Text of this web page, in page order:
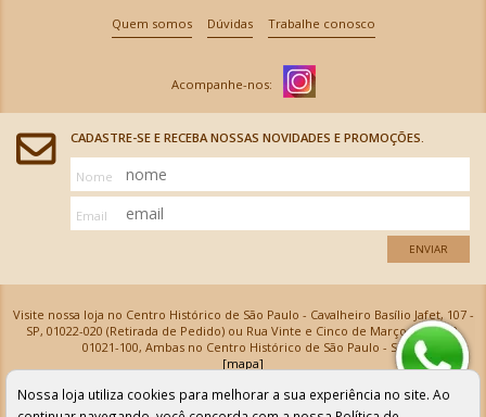
Quem somos Dúvidas Trabalhe conosco
CADASTRE-SE E RECEBA NOSSAS NOVIDADES E PROMOÇÕES.
Nome
Email
ENVIAR
Visite nossa loja no Centro Histórico de São Paulo - Cavalheiro Basílio Jafet, 107 -
SP, 01022-020 (Retirada de Pedido) ou Rua Vinte e Cinco de Março, 576 - SP,
01021-100, Ambas no Centro Histórico de São Paulo - SP
[mapa]
Armarinhos Santa Cecília Ltda | CNPJ: 61.069.639/0001-18
Os preços e as condições de pagamento apresentadas na loja virtual não valem para nossa loja física e
podem sofrer alterações sem aviso prévio. Vendas com cartão de crédito sujeitas a análise e
Nossa loja utiliza cookies para melhorar a sua experiência no site. Ao